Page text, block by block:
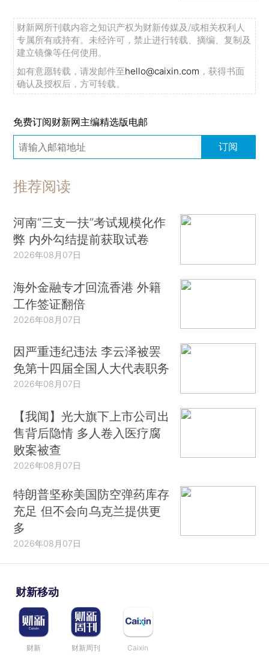
财新网所刊载内容之知识产权为财新传媒及/或相关权利人
专属所有或持有。未经许可，禁止进行转载、摘编、复制及
建立镜像等任何使用。
如有意愿转载，请发邮件至hello@caixin.com ，获得书面
确认及授权后，方可转载。
免费订阅财新网主编精选版电邮
订阅
推荐阅读
河南“三支一扶”考试规模化作
弊 内外勾结提前获取试卷
2026年08月07日
海外金融专才回流香港 外籍
工作签证翻倍
2026年08月07日
因严重违纪违法 李云泽被罢
免第十四届全国人大代表职务
2026年08月07日
【我闻】光大旗下上市公司出
售背后隐情 多人卷入医疗腐
败案被查
2026年08月07日
特朗普坚称美国防空弹药库存
充足 但不会向乌克兰提供更
多
2026年08月07日
财新移动
财新 财新周刊 Caixin